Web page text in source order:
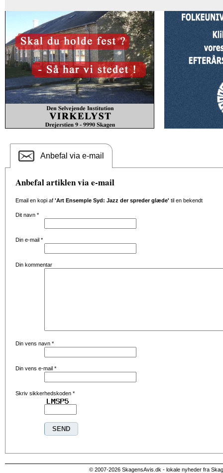
Anbefal via e-mail
Anbefal artiklen via e-mail
Email en kopi af 'Art Ensemple Syd: Jazz der spreder glæde' til en bekendt
Dit navn *
Din e-mail *
Din kommentar
Din vens navn *
Din vens e-mail *
Skriv sikkerhedskoden *
© 2007-2026 SkagensAvis.dk - lokale nyheder fra